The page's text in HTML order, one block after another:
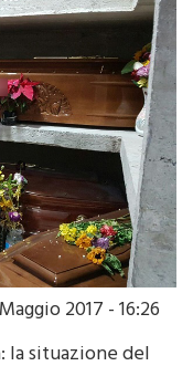
2017 - 16:26